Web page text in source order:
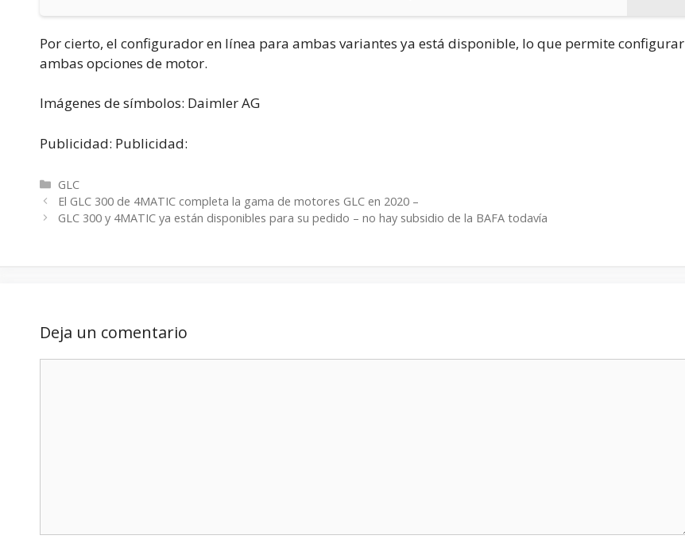
Por cierto, el configurador en línea para ambas variantes ya está disponible, lo que permite configurar
ambas opciones de motor.
Imágenes de símbolos: Daimler AG
Publicidad: Publicidad:
Categorías
GLC
El GLC 300 de 4MATIC completa la gama de motores GLC en 2020 –
GLC 300 y 4MATIC ya están disponibles para su pedido – no hay subsidio de la BAFA todavía
Deja un comentario